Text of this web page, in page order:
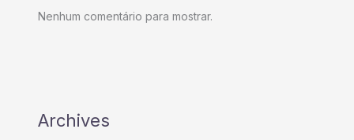
Nenhum comentário para mostrar.
Archives